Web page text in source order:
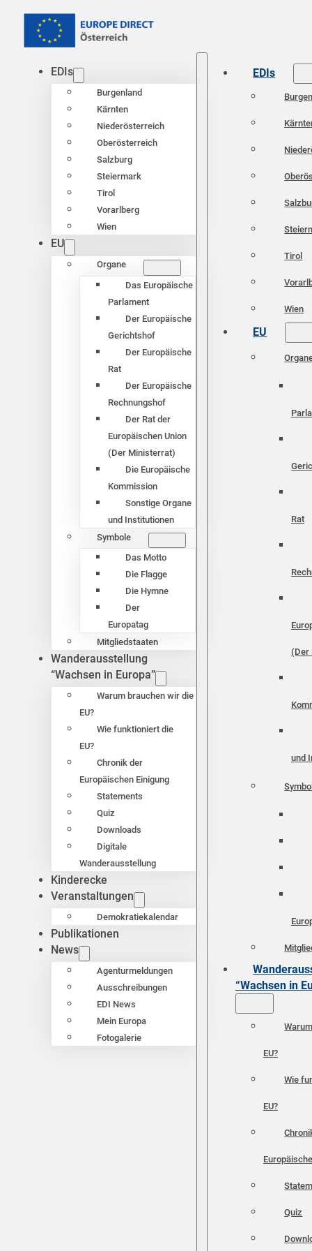
EDIs
Burgenland
Kärnten
Niederösterreich
Oberösterreich
Salzburg
Steiermark
Tirol
Vorarlberg
Wien
EU
Organe
Das Europäische
Parlament
Der Europäische
Gerichtshof
Der Europäische
Rat
Der Europäische
Rechnungshof
Der Rat der
Europäischen Union
(Der Ministerrat)
Die Europäische
Kommission
Sonstige Organe
und Institutionen
Symbole
Das Motto
Die Flagge
Die Hymne
Der
Europatag
Mitgliedstaaten
Wanderausstellung
“Wachsen in Europa”
Warum brauchen wir die
EU?
Wie funktioniert die
EU?
Chronik der
Europäischen Einigung
Statements
Quiz
Downloads
Digitale
Wanderausstellung
Kinderecke
Veranstaltungen
Demokratiekalendar
Publikationen
News
Agenturmeldungen
Ausschreibungen
EDI News
Mein Europa
Fotogalerie
EDIs
Tirol
Wien
EU
Rat
(Der
und
“Wachsen in
EU?
Wie
EU?
Quiz